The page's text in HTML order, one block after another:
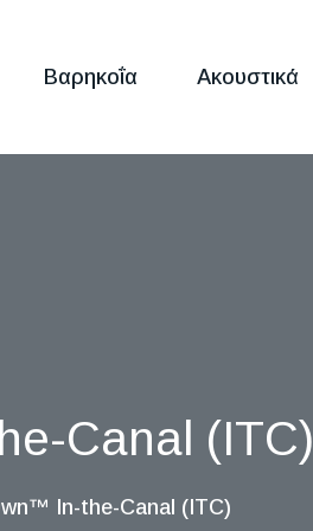
Βαρηκοΐα Ακουστικά
Canal (ITC)
In-the-Canal (ITC)